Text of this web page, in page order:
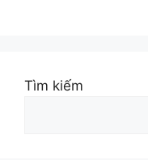
Tìm kiếm